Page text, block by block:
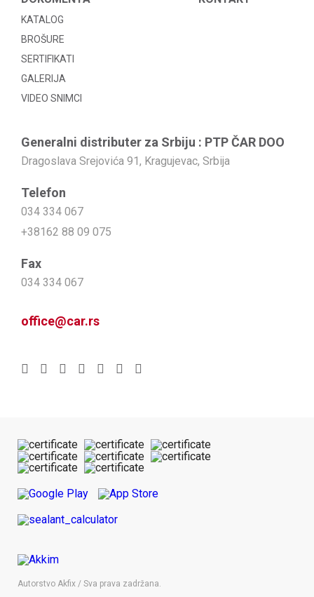
KATALOG
BROŠURE
SERTIFIKATI
GALERIJA
VIDEO SNIMCI
Generalni distributer za Srbiju : PTP ČAR DOO
Dragoslava Srejovića 91, Kragujevac, Srbija
Telefon
034 334 067
+38162 88 09 075
Fax
034 334 067
office@car.rs
Autorstvo Akfix / Sva prava zadržana.